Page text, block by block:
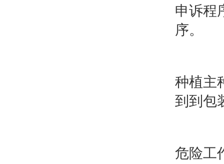
申诉程
序。
种植主
到到包
危险工